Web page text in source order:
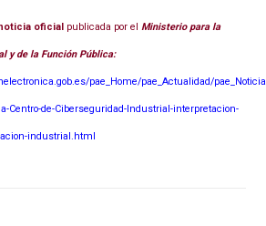
oficial publicada por el Ministerio para la
y de la Función Pública:
pae_Home/pae_Actualidad/
Centro-de-Ciberseguridad-Industrial-interpretacion-
industrial.html